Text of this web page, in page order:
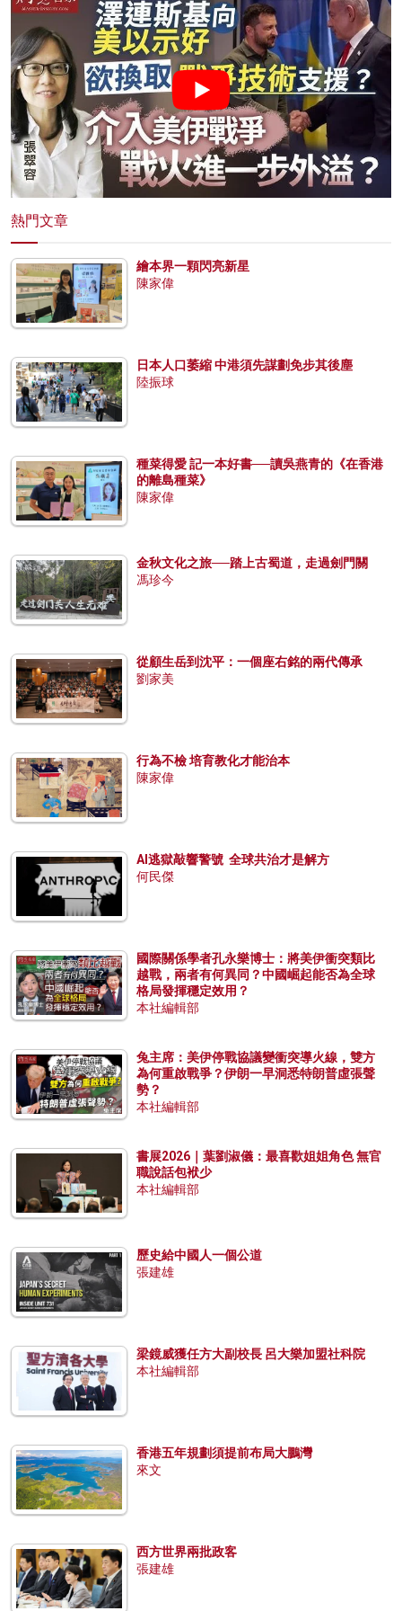
熱門文章
繪本界一顆閃亮新星
陳家偉
日本人口萎縮 中港須先謀劃免步其後塵
陸振球
種菜得愛 記一本好書──讀吳燕青的《在香港
的離島種菜》
陳家偉
金秋文化之旅──踏上古蜀道，走過劍門關
馮珍今
從顧生岳到沈平：一個座右銘的兩代傳承
劉家美
行為不檢 培育教化才能治本
陳家偉
AI逃獄敲響警號 全球共治才是解方
何民傑
國際關係學者孔永樂博士：將美伊衝突類比
越戰，兩者有何異同？中國崛起能否為全球
格局發揮穩定效用？
本社編輯部
兔主席：美伊停戰協議變衝突導火線，雙方
為何重啟戰爭？伊朗一早洞悉特朗普虛張聲
勢？
本社編輯部
書展2026｜葉劉淑儀：最喜歡姐姐角色 無官
職說話包袱少
本社編輯部
歷史給中國人一個公道
張建雄
梁鏡威獲任方大副校長 呂大樂加盟社科院
本社編輯部
香港五年規劃須提前布局大鵬灣
來文
西方世界兩批政客
張建雄